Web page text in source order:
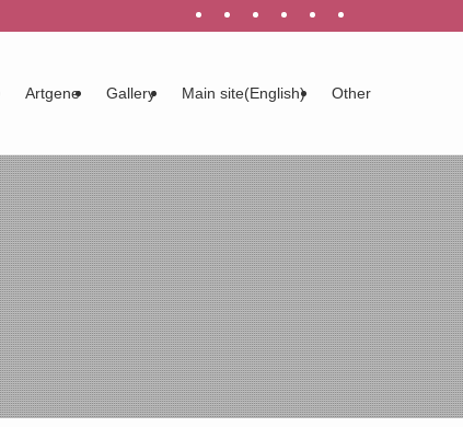
Artgene Gallery Main site(English) Other